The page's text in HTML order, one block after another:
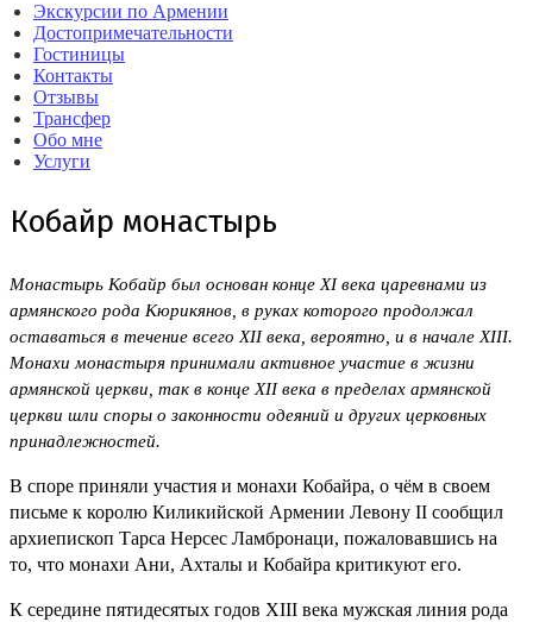
Экскурсии по Армении
Достопримечательности
Гостиницы
Контакты
Отзывы
Трансфер
Обо мне
Услуги
Кобайр монастырь
Монастырь Кобайр был основан конце XI века царевнами из
армянского рода Кюрикянов, в руках которого продолжал
оставаться в течение всего XII века, вероятно, и в начале XIII.
Монахи монастыря принимали активное участие в жизни
армянской церкви, так в конце XII века в пределах армянской
церкви шли споры о законности одеяний и других церковных
принадлежностей.
В споре приняли участия и монахи Кобайра, о чём в своем
письме к королю Киликийской Армении Левону II сообщил
архиепископ Тарса Нерсес Ламбронаци, пожаловавшись на
то, что монахи Ани, Ахталы и Кобайра критикуют его.
К середине пятидесятых годов XIII века мужская линия рода